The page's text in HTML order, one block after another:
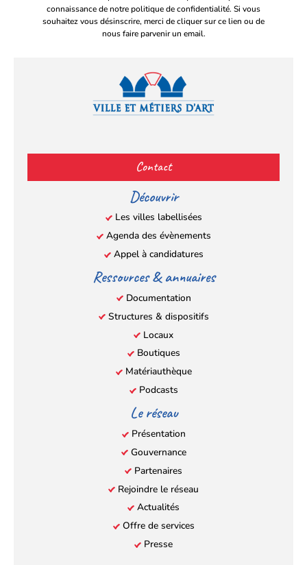
connaissance de notre politique de confidentialité. Si vous
souhaitez vous désinscrire, merci de cliquer sur ce lien ou de
nous faire parvenir un email.
(s’ouvre
dans
un
nouvel
onglet)
(s’ouvre
dans
un
nouvel
onglet)
(s’ouvre
dans
un
nouvel
onglet)
(s’ouvre
un
nouvel
onglet)
Contact
Découvrir
Les villes labellisées
Agenda des évènements
Appel à candidatures
Ressources & annuaires
Documentation
Structures & dispositifs
Locaux
Boutiques
Matériauthèque
Podcasts
Le réseau
Présentation
Gouvernance
Partenaires
Rejoindre le réseau
Actualités
Offre de services
Presse